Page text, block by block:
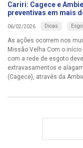
Cariri: Cagece e
preventivas em mais
06/02/2026 Dicas
As ações ocorrem nos
Missão Velha Com o
com a rede de esgoto
extravasamentos e
(Cagece), através da